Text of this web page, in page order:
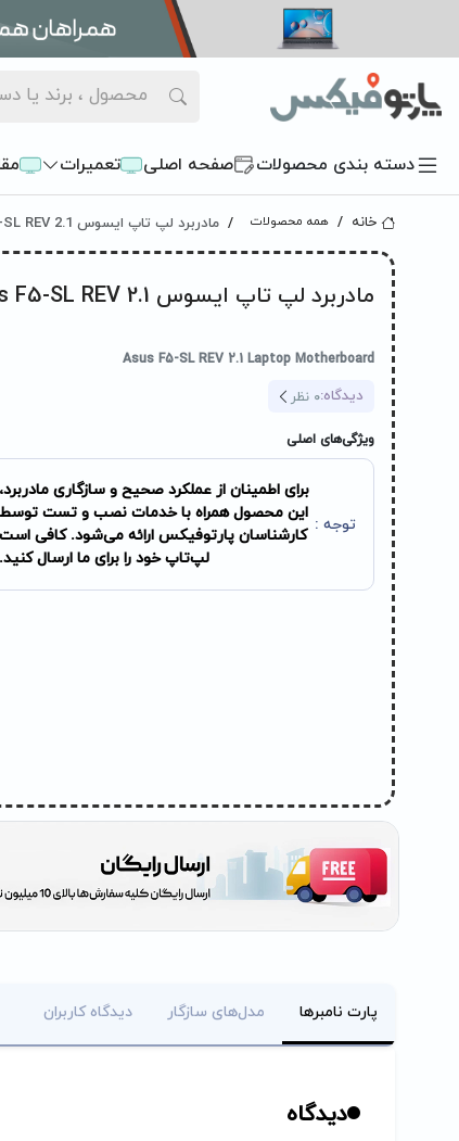
دسته بندی محصولات صفحه اصلی تعمیرات
خانه همه محصولات مادربرد لپ تاپ ایسوس Asus F5-SL REV 2.1
مادربرد لپ تاپ ایسوس Asus F5-SL REV 2.1
Asus F5-SL REV 2.1 Laptop Motherboard
دیدگاه:0 نظر
ویژگی‌های اصلی
توجه :
برای اطمینان از عملکرد صحیح و سازگاری مادربرد،
این محصول همراه با خدمات نصب و تست توسط
کارشناسان پارتوفیکس ارائه می‌شود. کافی است
لپ‌تاپ خود را برای ما ارسال کنید.
پارت نامبرها مدل‌های سازگار دیدگاه کاربران
دیدگاه